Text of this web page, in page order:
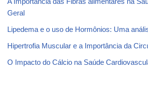
Geral
Lipedema e o uso de Hormônios: Uma
Hipertrofia Muscular e a Importância da
O Impacto do Cálcio na Saúde